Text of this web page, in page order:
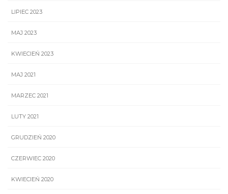
LIPIEC 2023
MAJ 2023
KWIECIEŃ 2023
MAJ 2021
MARZEC 2021
LUTY 2021
GRUDZIEŃ 2020
CZERWIEC 2020
KWIECIEŃ 2020